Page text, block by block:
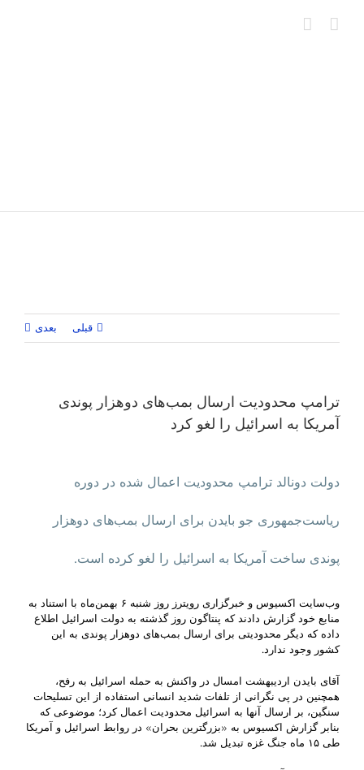
قبلی بعدی
ترامپ محدودیت ارسال بمب‌های دوهزار پوندی
آمریکا به اسرائیل را لغو کرد
دولت دونالد ترامپ محدودیت اعمال شده در دوره
ریاست‌جمهوری جو بایدن برای ارسال بمب‌های دوهزار
پوندی ساخت آمریکا به اسرائیل را لغو کرده است.
وب‌سایت اکسیوس و خبرگزاری رویترز روز شنبه ۶ بهمن‌ماه با استناد به
منابع خود گزارش دادند که پنتاگون روز گذشته به دولت اسرائیل اطلاع
داده که دیگر محدودیتی برای ارسال بمب‌های دوهزار پوندی به این
کشور وجود ندارد.
آقای بایدن اردیبهشت امسال در واکنش به حمله اسرائیل به رفح،
همچنین در پی نگرانی از تلفات شدید انسانی استفاده از این تسلیحات
سنگین، بر ارسال آنها به اسرائیل محدودیت اعمال کرد؛ موضوعی که
بنابر گزارش اکسیوس به «بزرگترین بحران» در روابط اسرائیل و آمریکا
طی ۱۵ ماه جنگ غزه تبدیل شد.